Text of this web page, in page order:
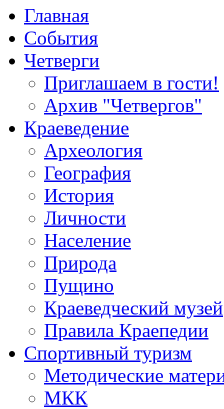
Главная
События
Четверги
Приглашаем в гости!
Архив "Четвергов"
Краеведение
Археология
География
История
Личности
Население
Природа
Пущино
Краеведческий музей
Правила Краепедии
Спортивный туризм
Методические
МКК